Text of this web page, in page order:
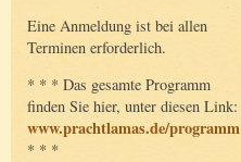
Eine Anmeldung ist bei allen
Terminen erforderlich.
* * * Das gesamte Programm
finden Sie hier, unter diesen Link:
www.prachtlamas.de/programm
* * *